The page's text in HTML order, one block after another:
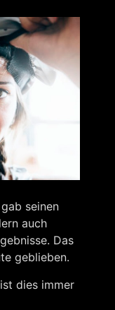
seinen
auch
Das
geblieben.
dies immer